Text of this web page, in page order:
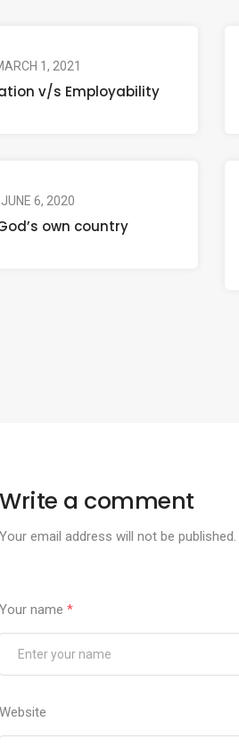
1, 2021
v/s Employability
JUNE 6, 2020
own country
Write a comment
Your email address will not be published.
Your name*
Website